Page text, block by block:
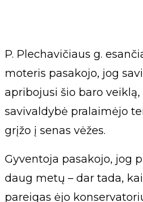
P. Plechavičiaus g.
moteris pasakojo, jog
apribojusi šio baro
savivaldybė pralaimėjo
grįžo į senas vėžes.
Gyventoja pasakojo, jog
daug metų – dar tada,
pareigas ėjo